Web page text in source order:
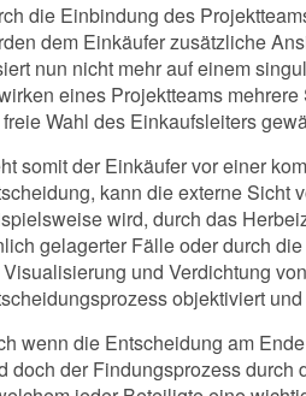
die Einbindung des
dem Einkäufer zusätzliche
nun nicht mehr auf einem
eines Projektteams
Wahl des Einkaufsleiters
somit der Einkäufer vor einer
kann die externe Sicht
wird, durch das
gelagerter Fälle oder durch
und Verdichtung
objektiviert und
wenn die Entscheidung am
doch der Findungsprozess durch